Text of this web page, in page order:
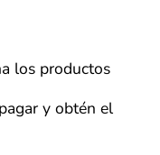
los productos
y obtén el